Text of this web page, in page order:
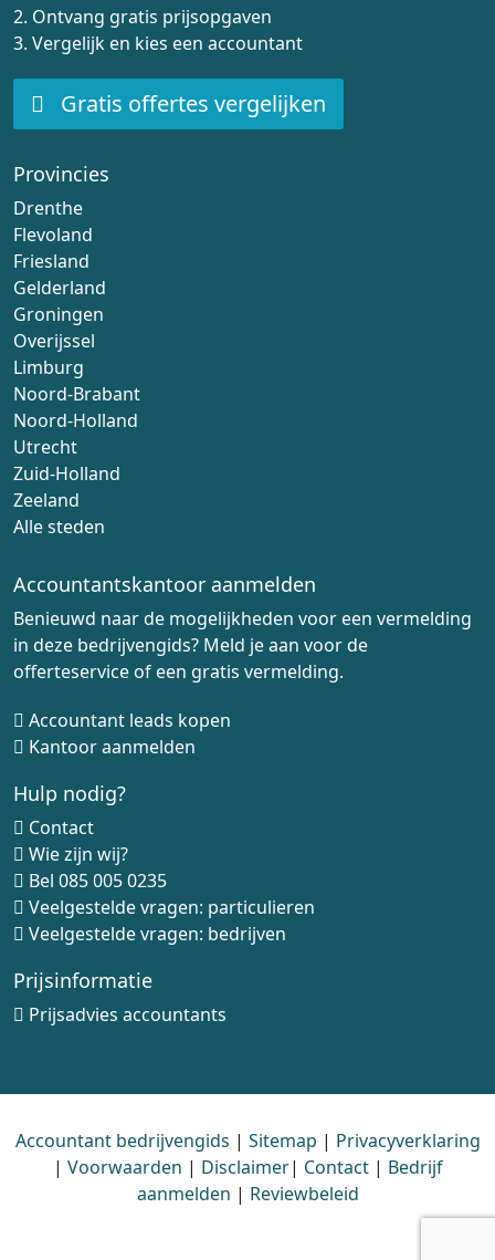
2. Ontvang gratis prijsopgaven
3. Vergelijk en kies een accountant
Gratis offertes vergelijken
Provincies
Drenthe
Flevoland
Friesland
Gelderland
Groningen
Overijssel
Limburg
Noord-Brabant
Noord-Holland
Utrecht
Zuid-Holland
Zeeland
Alle steden
Accountantskantoor aanmelden
Benieuwd naar de mogelijkheden voor een vermelding
in deze bedrijvengids? Meld je aan voor de
offerteservice of een gratis vermelding.
Accountant leads kopen
Kantoor aanmelden
Hulp nodig?
Contact
Wie zijn wij?
Bel 085 005 0235
Veelgestelde vragen: particulieren
Veelgestelde vragen: bedrijven
Prijsinformatie
Prijsadvies accountants
Accountant bedrijvengids | Sitemap | Privacyverklaring
| Voorwaarden | Disclaimer| Contact| Bedrijf
aanmelden | Reviewbeleid